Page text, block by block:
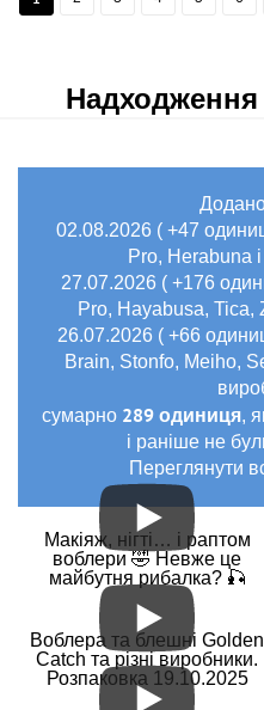
Надходження
02.08.2026 ( +47
Pro, Herabuna
27.07.2026 ( +176
Pro, Hayabusa, Tica,
26.07.2026 ( +66
Brain, Stonfo, Meiho,
сумарно 289 одиниця,
і раніше не
Переглянути
Макіяж, нігті… і раптом
воблери 🤣 Невже це
майбутня рибалка? 🎣
Воблера та блешні Golden
Catch та різні виробники.
Розпаковка 19.10.2025